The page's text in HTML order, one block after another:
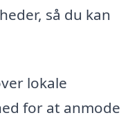
så du kan
lokale
for at anmode